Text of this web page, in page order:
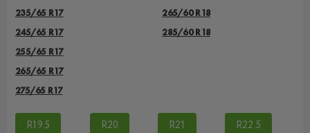
235/65 R17
245/65 R17
255/65 R17
265/65 R17
275/65 R17
265/60 R18
285/60 R18
R19.5 R20 R21 R22.5